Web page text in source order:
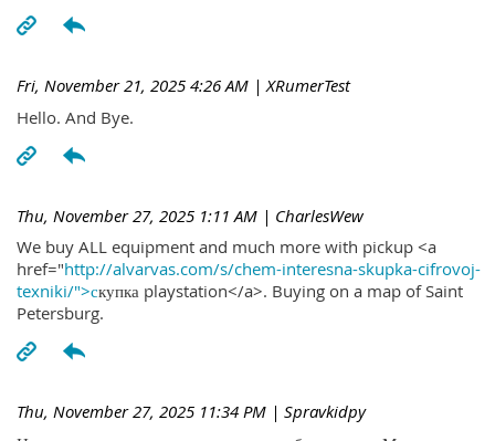
Fri, November 21, 2025 4:26 AM | XRumerTest
Hello. And Bye.
Thu, November 27, 2025 1:11 AM | CharlesWew
We buy ALL equipment and much more with pickup <a
href="http://alvarvas.com/s/chem-interesna-skupka-cifrovoj-
texniki/">скупка playstation</a>. Buying on a map of Saint
Petersburg.
Thu, November 27, 2025 11:34 PM | Spravkidpy